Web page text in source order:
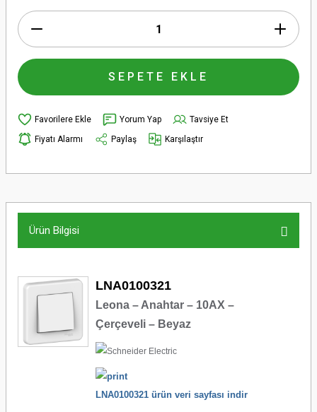
SEPETE EKLE
Yorum Yap
Tavsiye Et
Fiyatı Alarmı
Paylaş Karşılaştır
Ürün Bilgisi
LNA0100321
Leona – Anahtar – 10AX –
Çerçeveli – Beyaz
LNA0100321 ürün veri sayfası indir